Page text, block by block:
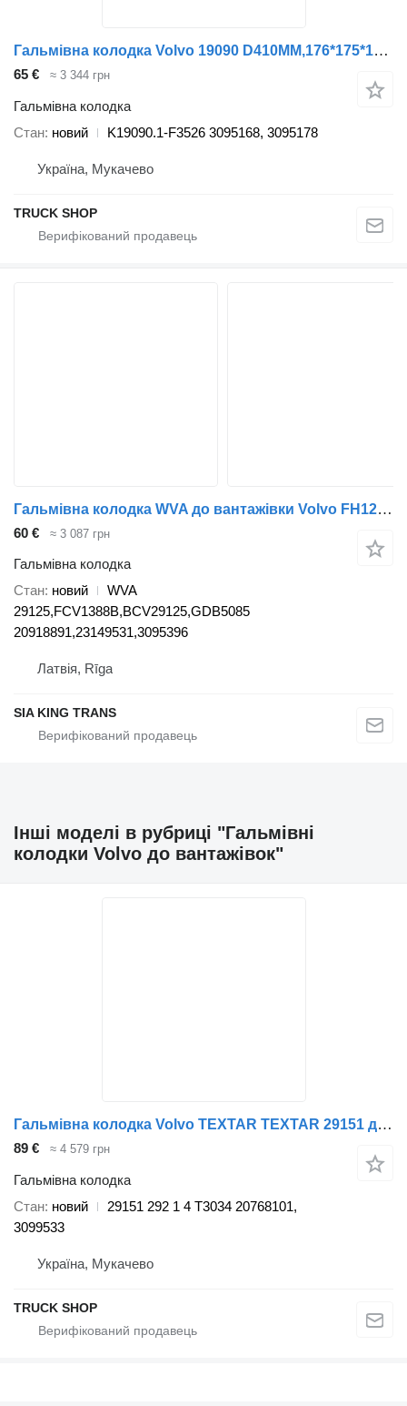
Гальмівна колодка Volvo 19090 D410ММ,176*175*19.5ММ (1РЕМ) FERODO K19090.1-F3526 до вантажівки Volvo FL7/10,F12/6(86-) F10(85-) FH12/6(93-)
65 € ≈ 3 344 грн
Гальмівна колодка
Стан новий K19090.1-F3526 3095168, 3095178
Україна, Мукачево
TRUCK SHOP
Гальмівна колодка WVA до вантажівки Volvo FH12,FH16,B12,FM12
60 € ≈ 3 087 грн
Гальмівна колодка
Стан новий
WVA
29125,FCV1388B,BCV29125,GDB5085
20918891,23149531,3095396
Латвія, Rīga
SIA KING TRANS
Інші моделі в рубриці "Гальмівні
колодки Volvo до вантажівок"
Гальмівна колодка Volvo TEXTAR TEXTAR 29151 до вантажівки Volvo FM 9, 12 08.98-09.05
89 € ≈ 4 579 грн
Гальмівна колодка
Стан новий
29151 292 1 4 T3034 20768101,
3099533
Україна, Мукачево
TRUCK SHOP